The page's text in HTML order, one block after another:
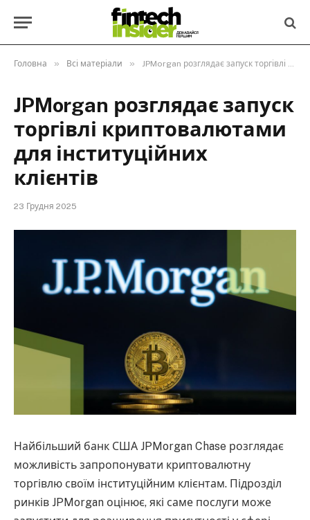
Головна » Всі матеріали » JPMorgan розглядає запуск торгівлі криптовалютами для інституційних клієнтів
JPMorgan розглядає запуск
торгівлі криптовалютами
для інституційних
клієнтів
23 Грудня 2025
Найбільший банк США JPMorgan Chase розглядає
можливість запропонувати криптовалютну
торгівлю своїм інституційним клієнтам. Підрозділ
ринків JPMorgan оцінює, які саме послуги може